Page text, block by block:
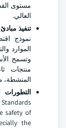
مستوى
العالي.
تنفيذ
نموذج
الموارد
وتسمح
منتجات
المنشطة،
التطورات
safety of
the